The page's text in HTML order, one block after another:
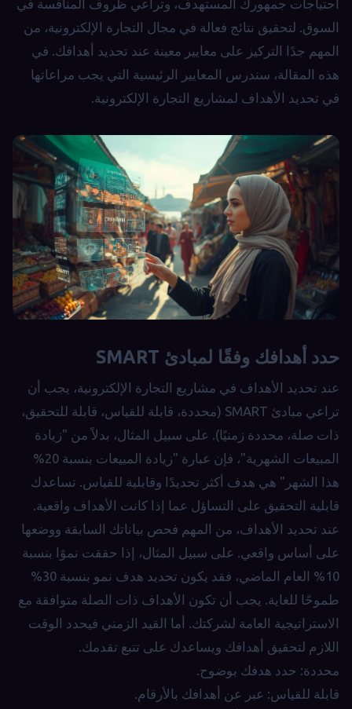
احتياجات جمهورك المستهدف، وتراعي ظروف المنافسة في
السوق. لتحقيق نتائج فعالة في مجال التجارة الإلكترونية، من
المهم جدًا التركيز على معايير معينة عند تحديد أهدافك. في
هذه المقالة، سندرس المعايير الرئيسية التي يجب مراعاتها
في تحديد الأهداف لمشاريع التجارة الإلكترونية.
حدد أهدافك وفقًا لمبادئ SMART
عند تحديد الأهداف في مشاريع التجارة الإلكترونية، يجب أن
تراعي مبادئ SMART (محددة، قابلة للقياس، قابلة للتحقيق،
ذات صلة، محددة زمنيًا). على سبيل المثال، بدلاً من "زيادة
المبيعات الشهرية"، فإن عبارة "زيادة المبيعات بنسبة 20%
هذا الشهر" هي هدف أكثر تحديدًا وقابلية للقياس. تساعدك
قابلية التحقيق على التساؤل عما إذا كانت الأهداف واقعية.
عند تحديد الأهداف، من المهم فحص بياناتك السابقة ووضعها
على أساس واقعي. على سبيل المثال، إذا حققت نموًا بنسبة
10% العام الماضي، فقد يكون تحديد هدف نمو بنسبة 30%
طموحًا للغاية. يجب أن تكون الأهداف ذات الصلة متوافقة مع
الاستراتيجية العامة لشركتك. أما القيد الزمني فيحدد الوقت
اللازم لتحقيق أهدافك ويساعدك على تتبع تقدمك.
محددة: حدد هدفك بوضوح.
قابلة للقياس: عبر عن أهدافك بالأرقام.